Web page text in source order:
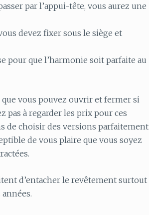
par l’appui-tête, vous aurez une
devez fixer sous le siège et
pour que l’harmonie soit parfaite au
vous pouvez ouvrir et fermer si
pas à regarder les prix pour ces
de choisir des versions parfaitement
de vous plaire que vous soyez
d’entacher le revêtement surtout